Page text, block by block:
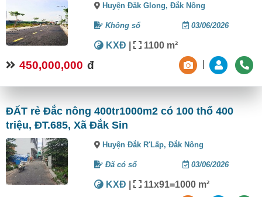
Huyện Đăk Glong,Đắk Nông
Không sổ 03/06/2026
KXĐ | 1100 m²
450,000,000 đ
ĐẤT rẻ Đắc nông 400tr1000m2 có 100 thổ 400
triệu, ĐT.685, Xã Đắk Sin
Huyện Đắk R'Lấp,Đắk Nông
Đã có sổ 03/06/2026
KXĐ | 11x91=1000 m²